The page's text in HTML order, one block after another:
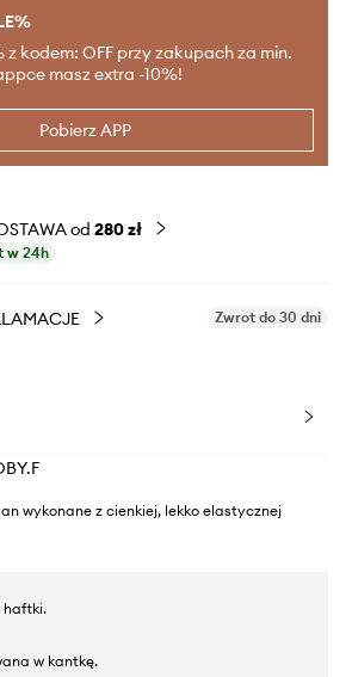
z kodem: OFF przy zakupach za min.
masz extra -10%!
Pobierz APP
od 280 zł
w 24h
Zwrot do 30 dni
wykonane z cienkiej, lekko elastycznej
haftki.
w kantkę.